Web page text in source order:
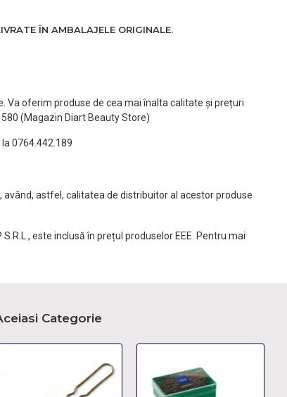
ÎN AMBALAJELE ORIGINALE.
Va oferim produse de cea mai înalta calitate și prețuri
(Magazin Diart Beauty Store)
0764.442.189
, având, astfel, calitatea de distribuitor al acestor produse
este inclusă în prețul produselor EEE. Pentru mai
Categorie